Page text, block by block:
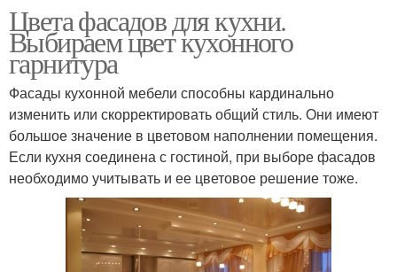
Цвета фасадов для кухни.
Выбираем цвет кухонного
гарнитура
Фасады кухонной мебели способны кардинально
изменить или скорректировать общий стиль. Они имеют
большое значение в цветовом наполнении помещения.
Если кухня соединена с гостиной, при выборе фасадов
необходимо учитывать и ее цветовое решение тоже.